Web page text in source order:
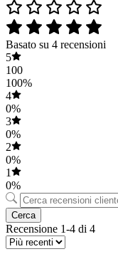
Basato su 4 recensioni
5
100
100%
4
0%
3
0%
2
0%
1
0%
Cerca
Recensione 1-4 di 4